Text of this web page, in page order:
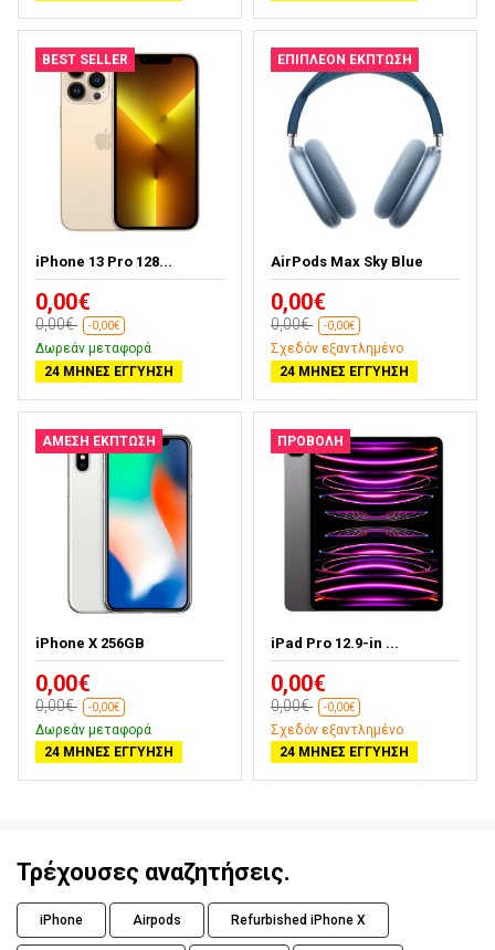
BEST SELLER
iPhone 13 Pro 128...
0,00€
0,00€ -0,00€
Δωρεάν μεταφορά
24 ΜΉΝΕΣ ΕΓΓΎΗΣΗ
ΕΠΙΠΛΈΟΝ ΈΚΠΤΩΣΗ
AirPods Max Sky Blue
0,00€
0,00€ -0,00€
Σχεδόν εξαντλημένο
24 ΜΉΝΕΣ ΕΓΓΎΗΣΗ
ΆΜΕΣΗ ΈΚΠΤΩΣΗ
iPhone X 256GB
0,00€
0,00€ -0,00€
Δωρεάν μεταφορά
24 ΜΉΝΕΣ ΕΓΓΎΗΣΗ
ΠΡΟΒΟΛΉ
iPad Pro 12.9-in ...
0,00€
0,00€ -0,00€
Σχεδόν εξαντλημένο
24 ΜΉΝΕΣ ΕΓΓΎΗΣΗ
Τρέχουσες αναζητήσεις.
iPhone Airpods Refurbished iPhone X